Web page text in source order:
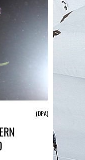
(DPA)